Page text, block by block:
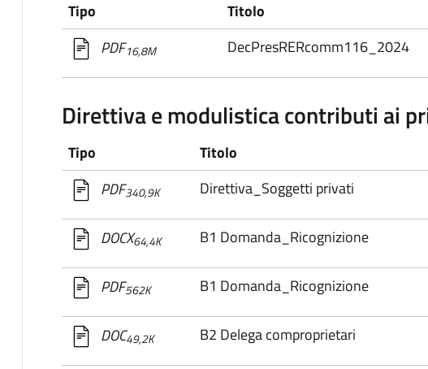
Tipo Titolo
PDF16,8M DecPresRERcomm116_2024
Direttiva e modulistica contributi ai
Tipo Titolo
PDF340,9K Direttiva_Soggetti privati
DOCX64,4K B1 Domanda_Ricognizione
PDF562K B1 Domanda_Ricognizione
DOC49,2K B2 Delega comproprietari